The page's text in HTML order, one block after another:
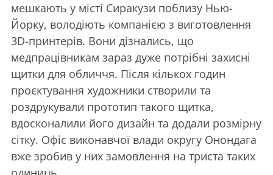
мешкають у місті Сиракузи поблизу Нью-
Йорку, володіють компанією з виготовлення
3D-принтерів. Вони дізнались, що
медпрацівникам зараз дуже потрібні захисні
щитки для обличчя. Після кількох годин
проєктування художники створили та
роздрукували прототип такого щитка,
вдосконалили його дизайн та додали розмірну
сітку. Офіс виконавчої влади округу Онондага
вже зробив у них замовлення на триста таких